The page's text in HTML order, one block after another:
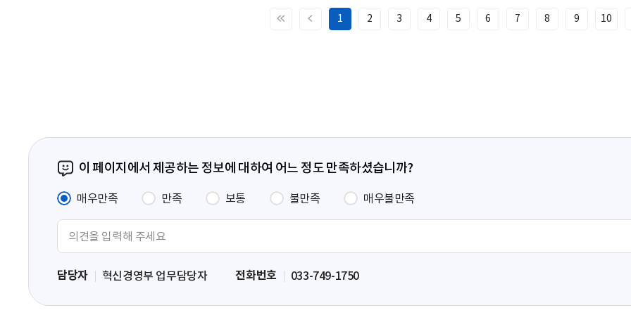
처
이
1 2 3 4 5 6 7 8 9 10
이 페이지에서 제공하는 정보에 대하여 어느 정도 만족하셨습니까?
매우만족 만족 보통 불만족 매우불만족
력
담당자 혁신경영부 업무담당자 전화번호 033-749-1750